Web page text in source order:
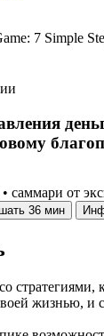
7 Simple
саммари от
36 мин
стратегиями,
жизнью, и